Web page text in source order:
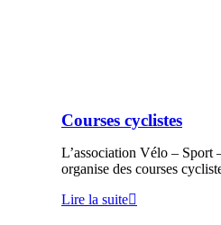
Courses cyclistes
L’association Vélo – Sport
organise des courses
Lire la suite